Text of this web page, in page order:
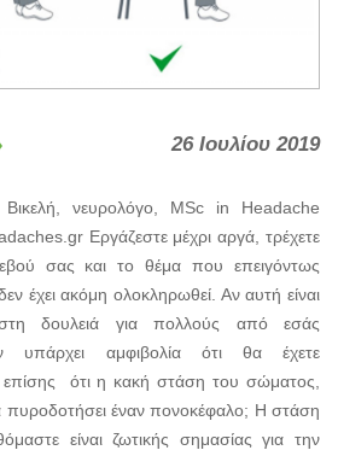
26 Ιουλίου 2019
νευρολόγο, MSc in Headache
Εργάζεστε μέχρι αργά, τρέχετε
σας και το θέμα που επειγόντως
έχει ακόμη ολοκληρωθεί. Αν αυτή είναι
δουλειά για πολλούς από εσάς
υπάρχει αμφιβολία ότι θα έχετε
επίσης ότι η κακή στάση του σώματος,
πυροδοτήσει έναν πονοκέφαλο; Η στάση
είναι ζωτικής σημασίας για την